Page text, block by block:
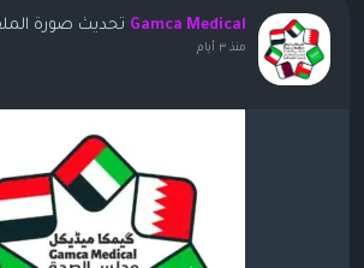
Gamca Medical تحديث صورة
منذ ٣ أيام